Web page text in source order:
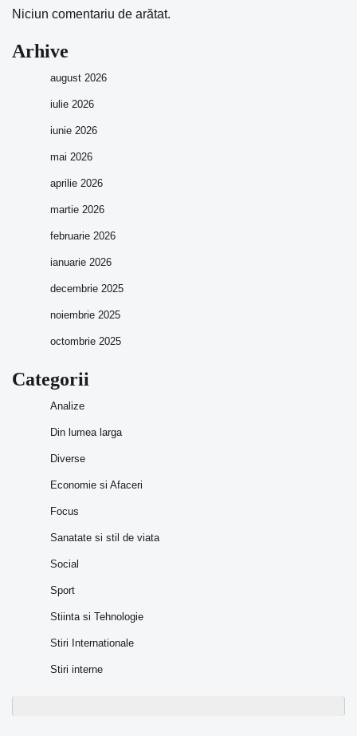
Niciun comentariu de arătat.
Arhive
august 2026
iulie 2026
iunie 2026
mai 2026
aprilie 2026
martie 2026
februarie 2026
ianuarie 2026
decembrie 2025
noiembrie 2025
octombrie 2025
Categorii
Analize
Din lumea larga
Diverse
Economie si Afaceri
Focus
Sanatate si stil de viata
Social
Sport
Stiinta si Tehnologie
Stiri Internationale
Stiri interne